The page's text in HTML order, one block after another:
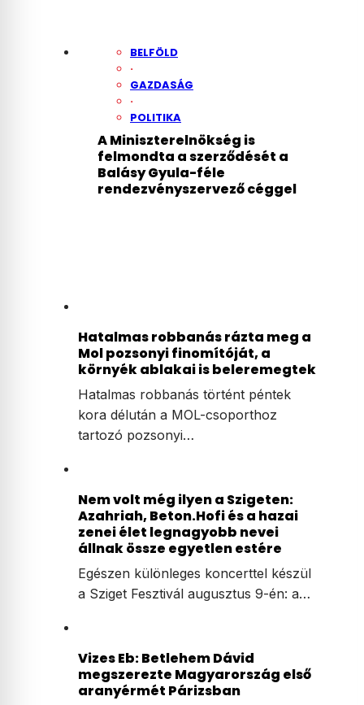
BELFÖLD
·
GAZDASÁG
·
POLITIKA
A Miniszterelnökség is
felmondta a szerződését a
Balásy Gyula-féle
rendezvényszervező céggel
Hatalmas robbanás rázta meg a
Mol pozsonyi finomítóját, a
környék ablakai is beleremegtek
Hatalmas robbanás történt péntek
kora délután a MOL-csoporthoz
tartozó pozsonyi…
Nem volt még ilyen a Szigeten:
Azahriah, Beton.Hofi és a hazai
zenei élet legnagyobb nevei
állnak össze egyetlen estére
Egészen különleges koncerttel készül
a Sziget Fesztivál augusztus 9-én: a…
Vizes Eb: Betlehem Dávid
megszerezte Magyarország első
aranyérmét Párizsban